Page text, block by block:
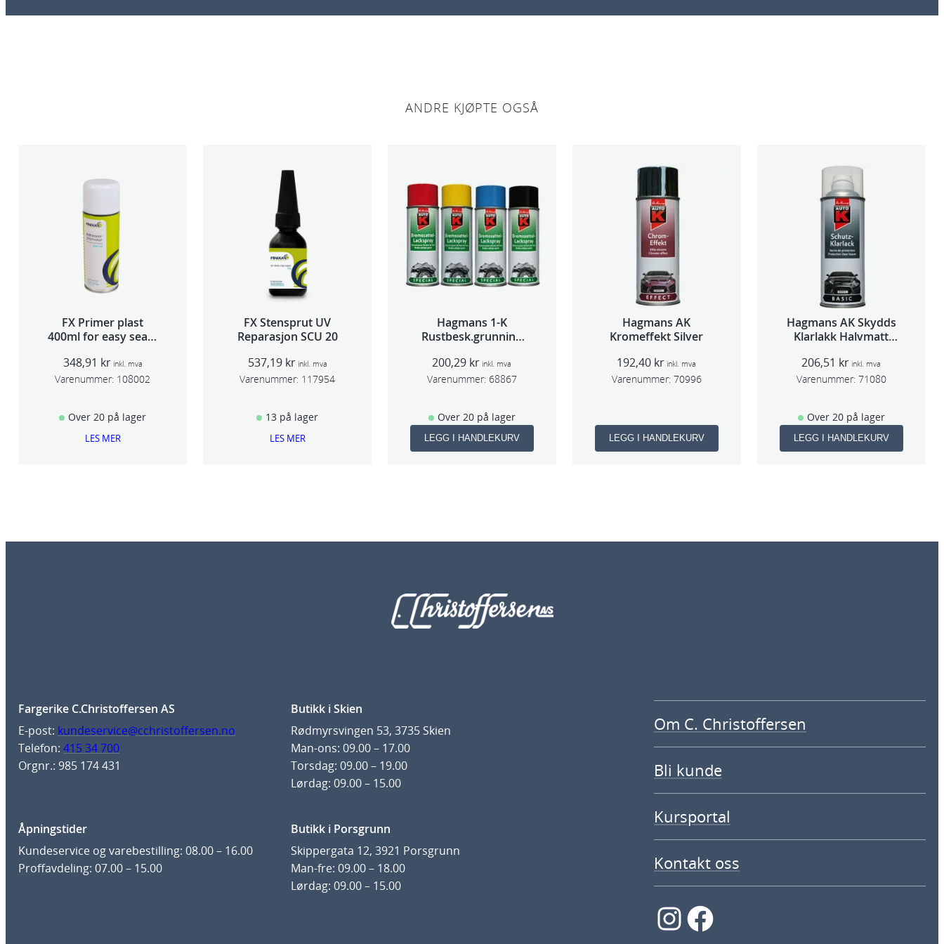
ANDRE KJØPTE OGSÅ
FX Primer plast
400ml for easy seam
348,91 kr inkl. mva
Varenummer: 108002
Over 20 på lager
LES MER
FX Stensprut UV
Reparasjon SCU 20
537,19 kr inkl. mva
Varenummer: 117954
13 på lager
LES MER
Hagmans 1-K
Rustbesk.grunning
200,29 kr inkl. mva
Varenummer: 68867
Over 20 på lager
LEGG I HANDLEKURV
Hagmans AK
Kromeffekt Silver
192,40 kr inkl. mva
Varenummer: 70996
LEGG I HANDLEKURV
Hagmans AK Skydds
Klarlakk Halvmatt
206,51 kr inkl. mva
Varenummer: 71080
Over 20 på lager
LEGG I HANDLEKURV
Fargerike C.Christoffersen AS
E-post: kundeservice@cchristoffersen.no
Telefon: 415 34 700
Orgnr.: 985 174 431
Butikk i Skien
Rødmyrsvingen 53, 3735 Skien
Man-ons: 09.00 – 17.00
Torsdag: 09.00 – 19.00
Lørdag: 09.00 – 15.00
Åpningstider
Kundeservice og varebestilling: 08.00 – 16.00
Proffavdeling: 07.00 – 15.00
Butikk i Porsgrunn
Skippergata 12, 3921 Porsgrunn
Man-fre: 09.00 – 18.00
Lørdag: 09.00 – 15.00
Om C. Christoffersen
Bli kunde
Kursportal
Kontakt oss
InstagramFacebook